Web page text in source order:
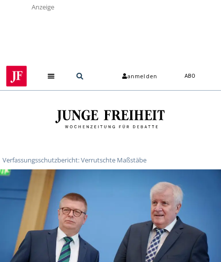
Anzeige
anmelden ABO
Verfassungsschutzbericht: Verrutschte Maßstäbe